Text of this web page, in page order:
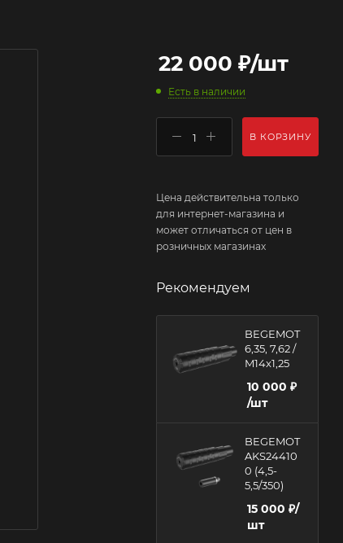
22 000 ₽/шт
Есть в наличии
В КОРЗИНУ
Цена действительна только
для интернет-магазина и
может отличаться от цен в
розничных магазинах
Рекомендуем
BEGEMOT
6,35, 7,62 /
M14x1,25
10 000 ₽
/шт
BEGEMOT
AKS24410
0 (4,5-
5,5/350)
15 000 ₽/
шт